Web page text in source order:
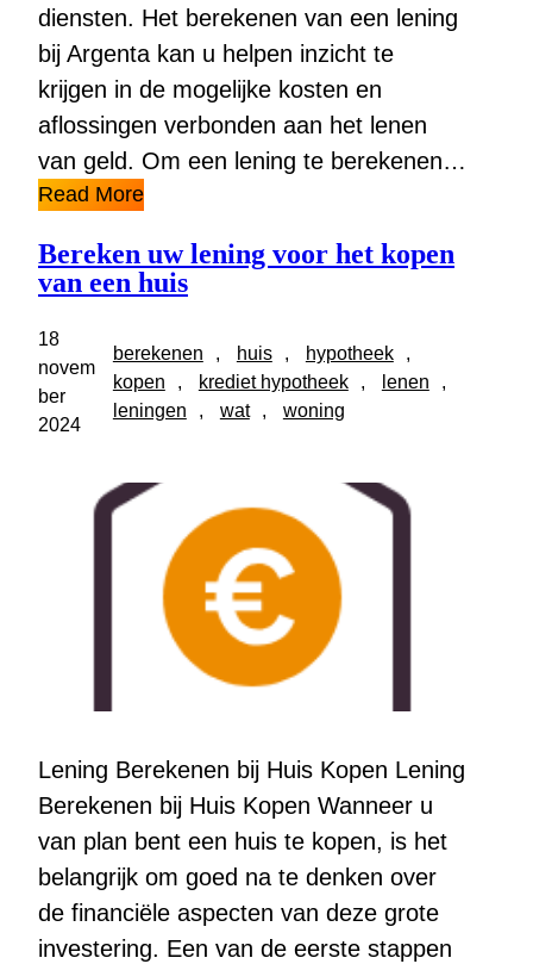
diensten. Het berekenen van een lening
bij Argenta kan u helpen inzicht te
krijgen in de mogelijke kosten en
aflossingen verbonden aan het lenen
van geld. Om een lening te berekenen…
Read More
Bereken uw lening voor het kopen
van een huis
18
novem
ber
2024
berekenen , huis , hypotheek
kopen
, krediet hypotheek , lenen
leningen
, wat , woning
Lening Berekenen bij Huis Kopen Lening
Berekenen bij Huis Kopen Wanneer u
van plan bent een huis te kopen, is het
belangrijk om goed na te denken over
de financiële aspecten van deze grote
investering. Een van de eerste stappen